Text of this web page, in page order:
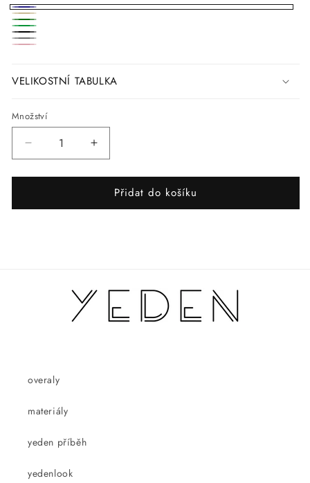
Modrá
Béžová
Tmavě
zelená
Zelená
Černá
Šedé
VELIKOSTNÍ TABULKA
Množství
množství
produktu
Zvýšit
množství
produktu
ALVAPřidat do košíku
overaly
materiály
yeden příběh
yedenlook